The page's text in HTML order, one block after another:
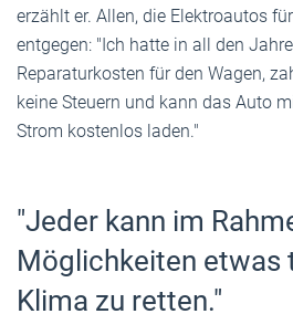
erzählt er. Allen, die Elektroautos
entgegen: "Ich hatte in all den
Reparaturkosten für den Wagen,
keine Steuern und kann das Auto
Strom kostenlos laden."
"Jeder kann im
Möglichkeiten etwas
Klima zu retten."